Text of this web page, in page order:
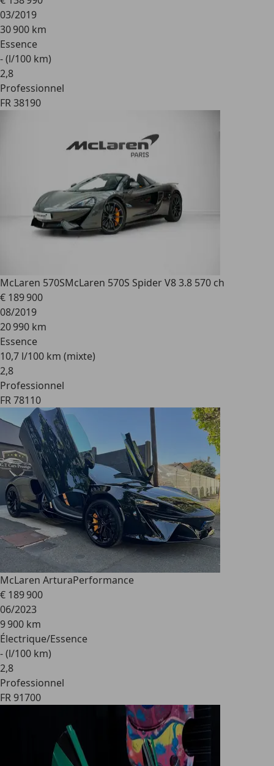
03/2019
30 900 km
Essence
- (l/100 km)
2,8
Professionnel
FR 38190
McLaren 570SMcLaren 570S Spider V8 3.8 570 ch
€ 189 900
08/2019
20 990 km
Essence
10,7 l/100 km (mixte)
2,8
Professionnel
FR 78110
McLaren ArturaPerformance
€ 189 900
06/2023
9 900 km
Électrique/Essence
- (l/100 km)
2,8
Professionnel
FR 91700